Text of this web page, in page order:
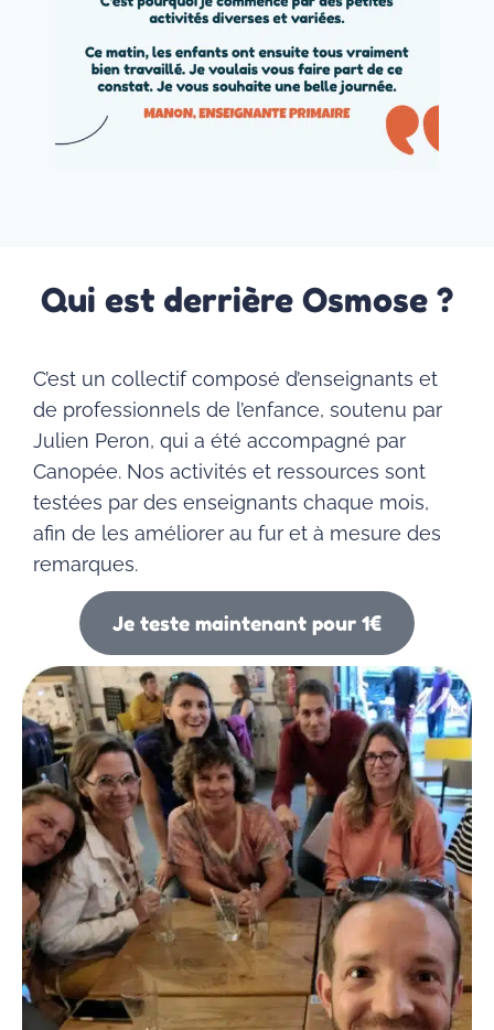
Qui est derrière Osmose ?
C’est un collectif composé d’enseignants et
de professionnels de l’enfance, soutenu par
Julien Peron, qui a été accompagné par
Canopée. Nos activités et ressources sont
testées par des enseignants chaque mois,
afin de les améliorer au fur et à mesure des
remarques.
Je teste maintenant pour 1€